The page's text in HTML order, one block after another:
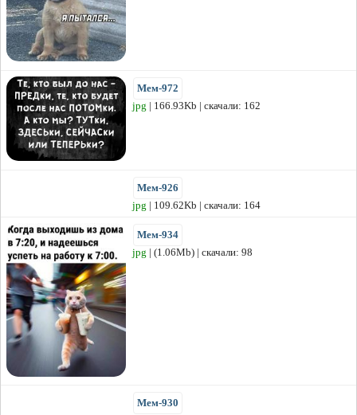
Мем-972
jpg | 166.93Kb | скачали: 162
Мем-926
jpg | 109.62Kb | скачали: 164
Мем-934
jpg | (1.06Mb) | скачали: 98
Мем-930